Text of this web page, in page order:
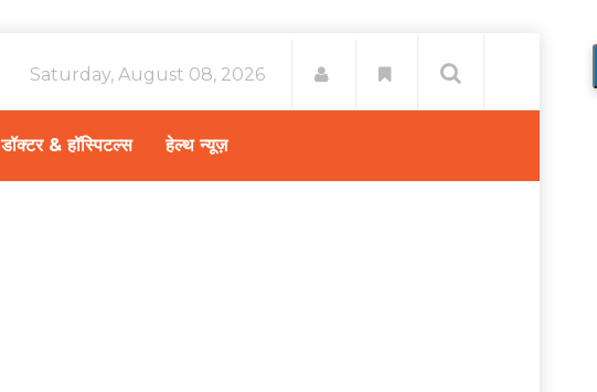
Saturday, August 08, 2026
डॉक्टर & हॉस्पिटल्स हेल्थ न्यूज़